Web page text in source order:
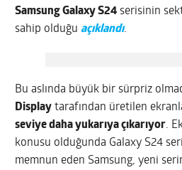
Samsung Galaxy S24 serisinin
sahip olduğu açıklandı.
Bu aslında büyük bir sürpriz
Display tarafından üretilen
seviye daha yukarıya çıkarıyor.
konusu olduğunda Galaxy S24
memnun eden Samsung, yeni